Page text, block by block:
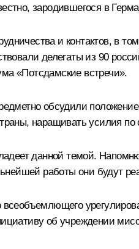
зародившегося в
и контактов, в
делегаты из 90
«Потсдамские встречи».
обсудили
наращивать усилия
данной темой.
работы они будут
об учреждении